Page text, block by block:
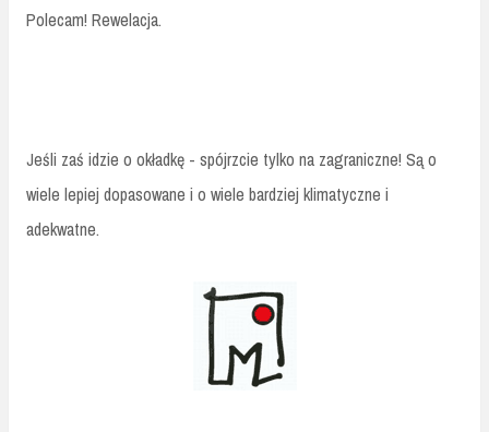
Polecam! Rewelacja.
Jeśli zaś idzie o okładkę - spójrzcie tylko na zagraniczne! Są o
wiele lepiej dopasowane i o wiele bardziej klimatyczne i
adekwatne.